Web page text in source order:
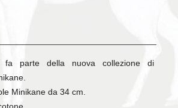
parte della nuova collezione di
Minikane da 34 cm.